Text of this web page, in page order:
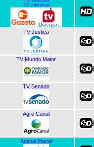
TV Universal
TV Justiça
TV Mundo Maior
TV Senado
Agro Canal
Animal Planet